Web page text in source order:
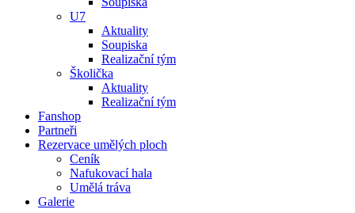
U7
Aktuality
Soupiska
Realizační tým
Školička
Aktuality
Realizační tým
Fanshop
Partneři
Rezervace umělých ploch
Ceník
Nafukovací hala
Umělá tráva
Galerie